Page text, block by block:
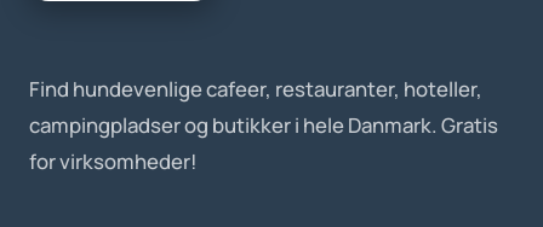
Find hundevenlige cafeer, restauranter, hoteller,
campingpladser og butikker i hele Danmark. Gratis
for virksomheder!